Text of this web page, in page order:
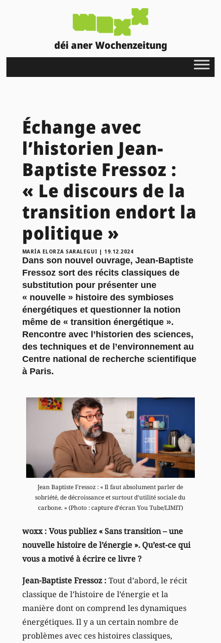
déi aner Wochenzeitung
Échange avec
l’historien Jean-
Baptiste Fressoz :
« Le discours de la
transition endort la
politique »
MARÍA ELORZA SARALEGUI | 19.12.2024
Dans son nouvel ouvrage, Jean-Baptiste
Fressoz sort des récits classiques de
substitution pour présenter une
« nouvelle » histoire des symbioses
énergétiques et questionner la notion
même de « transition énergétique ».
Rencontre avec l’historien des sciences,
des techniques et de l’environnement au
Centre national de recherche scientifique
à Paris.
Jean Baptiste Fressoz : « Il faut absolument parler de
sobriété, de décroissance et surtout d’utilité sociale du
carbone. » (Photo : capture d’écran You Tube/LIMIT)
woxx : Vous publiez « Sans transition – une
nouvelle histoire de l’énergie ». Qu’est-ce qui
vous a motivé à écrire ce livre ?
Jean-Baptiste Fressoz : Tout d’abord, le récit
classique de l’histoire de l’énergie et la
manière dont on comprend les dynamiques
énergétiques. Il y a un certain nombre de
problèmes avec ces histoires classiques,